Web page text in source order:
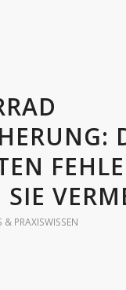
& PRAXISWISSEN